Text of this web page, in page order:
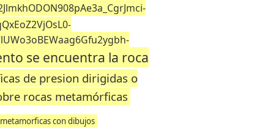
se encuentra la roca
de presion dirigidas o
rocas metamórficas
con dibujos